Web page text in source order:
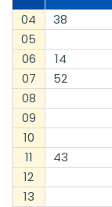
04
38
05
06
14
07
52
08
09
10
11
43
12
13